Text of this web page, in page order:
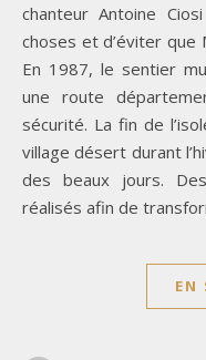
chanteur Antoine
choses et d’éviter que
En 1987, le sentier
une route
sécurité. La fin de
village désert durant
des beaux jours.
réalisés afin de
EN